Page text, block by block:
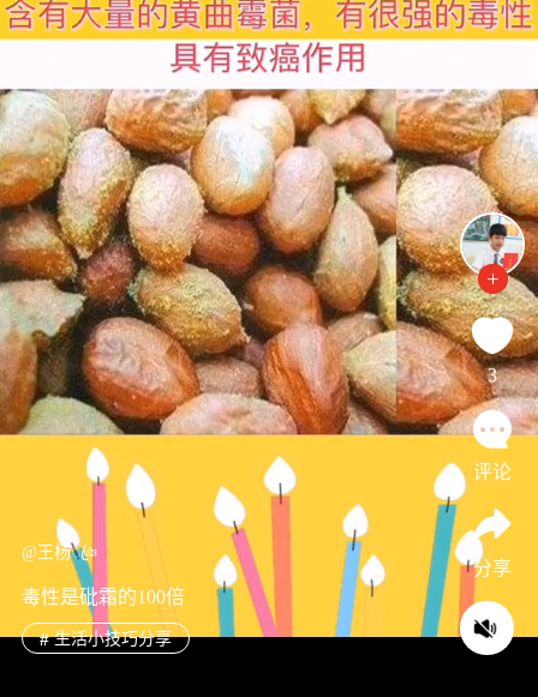
@王杨ꦿঞ
毒性是砒霜的100倍
# 生活小技巧分享
3
评论
分享